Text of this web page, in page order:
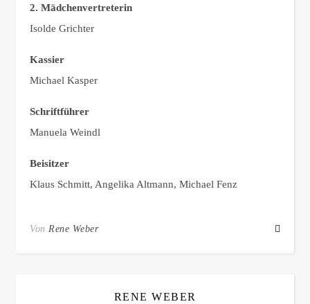
2. Mädchenvertreterin
Isolde Grichter
Kassier
Michael Kasper
Schriftführer
Manuela Weindl
Beisitzer
Klaus Schmitt, Angelika Altmann, Michael Fenz
Von Rene Weber
RENE WEBER